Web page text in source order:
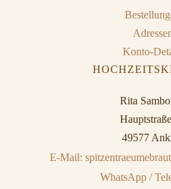
Konto-
Rita
49577
E-Mail:
WhatsApp /